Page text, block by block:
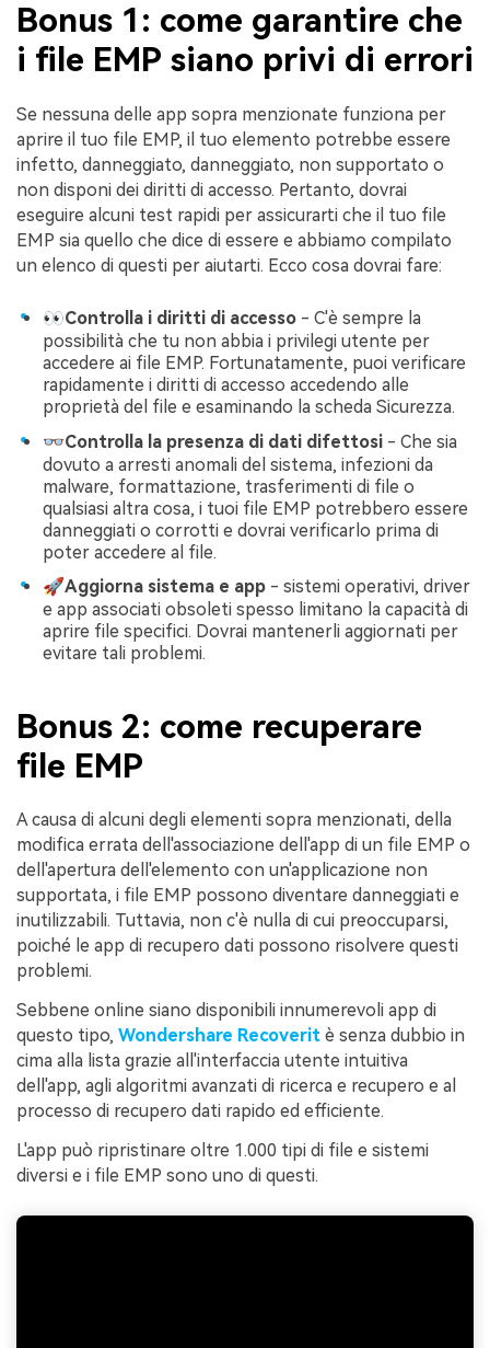
Bonus 1: come garantire che
i file EMP siano privi di errori
Se nessuna delle app sopra menzionate funziona per
aprire il tuo file EMP, il tuo elemento potrebbe essere
infetto, danneggiato, danneggiato, non supportato o
non disponi dei diritti di accesso. Pertanto, dovrai
eseguire alcuni test rapidi per assicurarti che il tuo file
EMP sia quello che dice di essere e abbiamo compilato
un elenco di questi per aiutarti. Ecco cosa dovrai fare:
👀Controlla i diritti di accesso - C'è sempre la
possibilità che tu non abbia i privilegi utente per
accedere ai file EMP. Fortunatamente, puoi verificare
rapidamente i diritti di accesso accedendo alle
proprietà del file e esaminando la scheda Sicurezza.
👓Controlla la presenza di dati difettosi - Che sia
dovuto a arresti anomali del sistema, infezioni da
malware, formattazione, trasferimenti di file o
qualsiasi altra cosa, i tuoi file EMP potrebbero essere
danneggiati o corrotti e dovrai verificarlo prima di
poter accedere al file.
🚀Aggiorna sistema e app - sistemi operativi, driver
e app associati obsoleti spesso limitano la capacità di
aprire file specifici. Dovrai mantenerli aggiornati per
evitare tali problemi.
Bonus 2: come recuperare
file EMP
A causa di alcuni degli elementi sopra menzionati, della
modifica errata dell'associazione dell'app di un file EMP o
dell'apertura dell'elemento con un'applicazione non
supportata, i file EMP possono diventare danneggiati e
inutilizzabili. Tuttavia, non c'è nulla di cui preoccuparsi,
poiché le app di recupero dati possono risolvere questi
problemi.
Sebbene online siano disponibili innumerevoli app di
questo tipo, Wondershare Recoverit è senza dubbio in
cima alla lista grazie all'interfaccia utente intuitiva
dell'app, agli algoritmi avanzati di ricerca e recupero e al
processo di recupero dati rapido ed efficiente.
L'app può ripristinare oltre 1.000 tipi di file e sistemi
diversi e i file EMP sono uno di questi.